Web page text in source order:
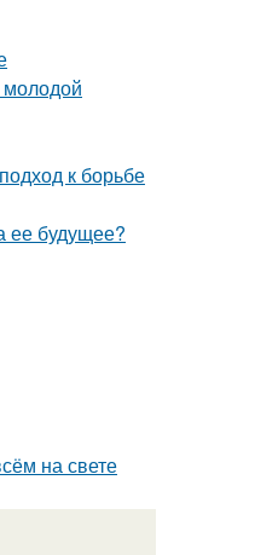
к борьбе
ее будущее?
на свете